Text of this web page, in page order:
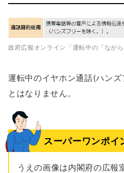
政府広報オンライン「運転中の「なが
運転中のイヤホン通話(ハン
とはなりません。
スーパーワンポイ
うえの画像は内閣府の広報